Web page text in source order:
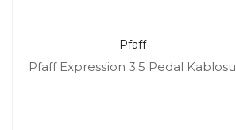
Pfaff
Pfaff Expression 3.5 Pedal Kablosu